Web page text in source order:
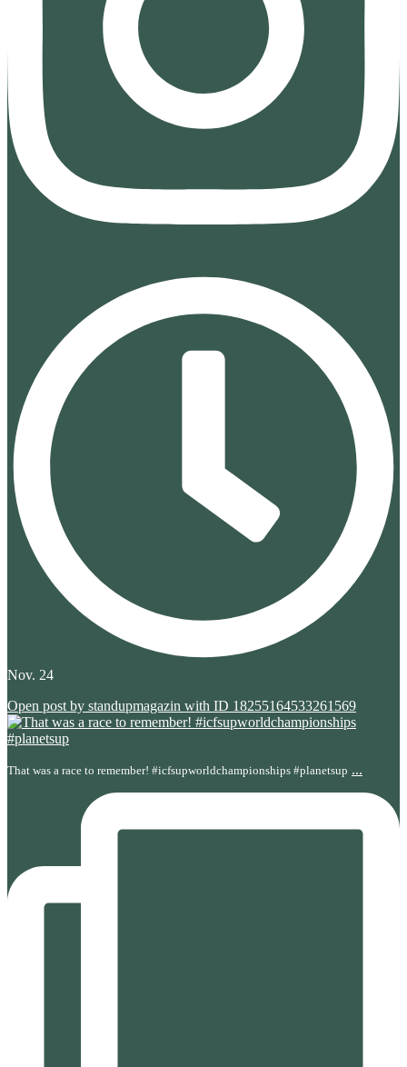
Nov. 24
Open post by standupmagazin with ID 18255164533261569
That was a race to remember! #icfsupworldchampionships #planetsup ...